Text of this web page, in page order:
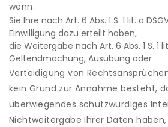
wenn:
Sie Ihre nach Art. 6 Abs. 1 S. 1 lit. a
Einwilligung dazu erteilt haben,
die Weitergabe nach Art. 6 Abs. 1 S. 1
Geltendmachung, Ausübung oder
Verteidigung von
kein Grund zur Annahme besteht,
überwiegendes schutzwürdiges
Nichtweitergabe Ihrer Daten haben,